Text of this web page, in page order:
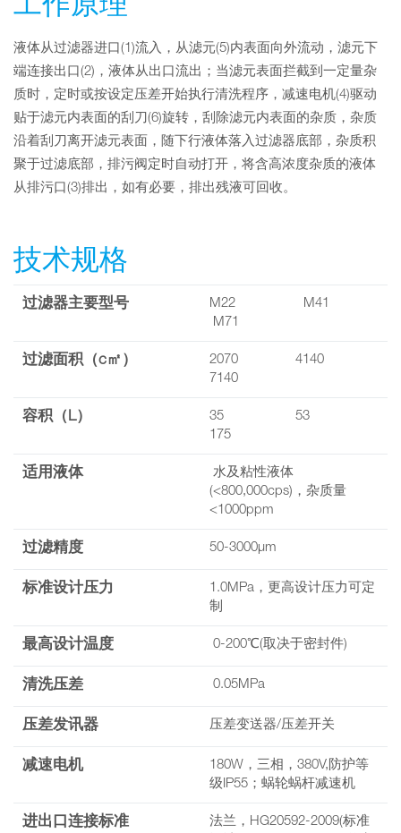
工作原理
液体从过滤器进口(1)流入，从滤元(5)内表面向外流动，滤元下
端连接出口(2)，液体从出口流出；当滤元表面拦截到一定量杂
质时，定时或按设定压差开始执行清洗程序，减速电机(4)驱动
贴于滤元内表面的刮刀(6)旋转，刮除滤元内表面的杂质，杂质
沿着刮刀离开滤元表面，随下行液体落入过滤器底部，杂质积
聚于过滤底部，排污阀定时自动打开，将含高浓度杂质的液体
从排污口(3)排出，如有必要，排出残液可回收。
技术规格
过滤器主要型号
M22 M41
M71
过滤面积（c㎡）
2070 4140
7140
容积（L）
35 53
175
适用液体
水及粘性液体
(<800,000cps)，杂质量
<1000ppm
过滤精度 50-3000μm
标准设计压力
1.0MPa，更高设计压力可定
制
最高设计温度 0-200℃(取决于密封件)
清洗压差 0.05MPa
压差发讯器 压差变送器/压差开关
减速电机
180W，三相，380V,防护等
级IP55；蜗轮蜗杆减速机
进出口连接标准
法兰，HG20592-2009(标准